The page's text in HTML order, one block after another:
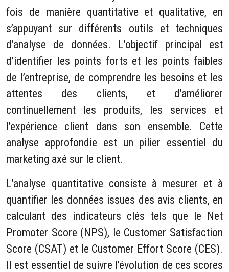
fois de manière quantitative et qualitative, en
s’appuyant sur différents outils et techniques
d’analyse de données. L’objectif principal est
d’identifier les points forts et les points faibles
de l’entreprise, de comprendre les besoins et les
attentes des clients, et d’améliorer
continuellement les produits, les services et
l’expérience client dans son ensemble. Cette
analyse approfondie est un pilier essentiel du
marketing axé sur le client.
L’analyse quantitative consiste à mesurer et à
quantifier les données issues des avis clients, en
calculant des indicateurs clés tels que le Net
Promoter Score (NPS), le Customer Satisfaction
Score (CSAT) et le Customer Effort Score (CES).
Il est essentiel de suivre l’évolution de ces scores